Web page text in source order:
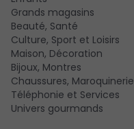
Grands magasins
Beauté, Santé
Culture, Sport et Loisirs
Maison, Décoration
Bijoux, Montres
Chaussures, Maroquinerie
Téléphonie et Services
Univers gourmands